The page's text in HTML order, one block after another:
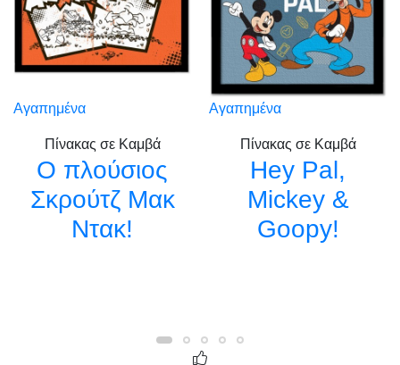
Αγαπημένα
Πίνακας σε Καμβά
Ο πλούσιος
Σκρούτζ Μακ
Ντακ!
Αγαπημένα
Πίνακας σε Καμβά
Hey Pal,
Mickey &
Goopy!